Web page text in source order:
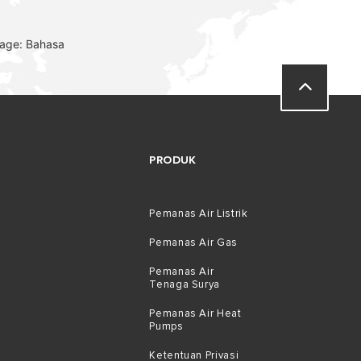
Bahasa
PRODUK
Pemanas Air Listrik
Pemanas Air Gas
Pemanas Air
Tenaga Surya
Pemanas Air Heat
Pumps
Ketentuan Privasi